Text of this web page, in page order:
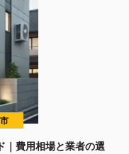
｜費用相場と業者の選